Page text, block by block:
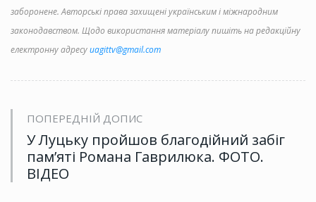
заборонене. Авторські права захищені українським і міжнародним
законодавством. Щодо використання матеріалу пишіть на редакційну
електронну адресуuagittv@gmail.com
ПОПЕРЕДНІЙ ДОПИС
У Луцьку пройшов благодійний забіг
пам’яті Романа Гаврилюка. ФОТО.
ВІДЕО